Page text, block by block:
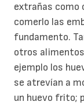
extrañas como
comerlo las
fundamento.
otros
ejemplo los
se atrevían a
un huevo frito;